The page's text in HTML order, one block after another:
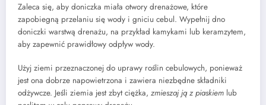
Zaleca się, aby doniczka miała otwory drenażowe, które
zapobiegną przelaniu się wody i gniciu cebul. Wypełnij dno
doniczki warstwą drenażu, na przykład kamykami lub keramzytem,
aby zapewnić prawidłowy odpływ wody.
Użyj ziemi przeznaczonej do uprawy roślin cebulowych, ponieważ
jest ona dobrze napowietrzona i zawiera niezbędne składniki
odżywcze. Jeśli ziemia jest zbyt ciężka, zmieszaj ją z piaskiem lub